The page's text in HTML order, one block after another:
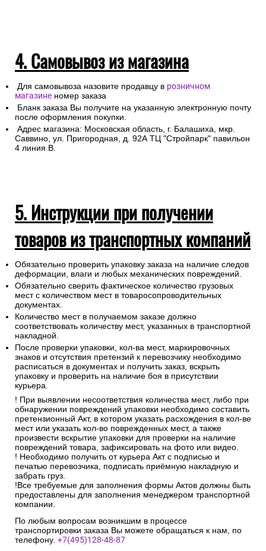
4. Самовывоз из магазина
Для самовывоза назовите продавцу в розничном
магазине номер заказа
Бланк заказа Вы получите на указанную электронную почту
после оформления покупки.
Адрес магазина: Московская область, г. Балашиха, мкр.
Саввино, ул. Пригородная, д. 92А ТЦ "Стройпарк" павильон
4 линия В.
5. Инструкции при получении
товаров из транспортных компаний
Обязательно проверить упаковку заказа на наличие следов
деформации, влаги и любых механических повреждений.
Обязательно сверить фактическое количество грузовых
мест с количеством мест в товаросопроводительных
документах.
Количество мест в получаемом заказе должно
соответствовать количеству мест, указанных в транспортной
накладной.
После проверки упаковки, кол-ва мест, маркировочных
знаков и отсутствия претензий к перевозчику необходимо
расписаться в документах и получить заказ, вскрыть
упаковку и проверить на наличие боя в присутствии
курьера.
! При выявлении несоответствия количества мест, либо при
обнаружении повреждений упаковки необходимо составить
претензионный Акт, в котором указать расхождения в кол-ве
мест или указать кол-во поврежденных мест, а также
произвести вскрытие упаковки для проверки на наличие
повреждений товара, зафиксировать на фото или видео.
! Необходимо получить от курьера Акт с подписью и
печатью перевозчика, подписать приёмную накладную и
забрать груз.
!Все требуемые для заполнения формы Актов должны быть
предоставлены для заполнения менеджером транспортной
компании.
По любым вопросам возникшим в процессе
транспортировки заказа Вы можете обращаться к нам, по
телефону. +7(495)128-48-87